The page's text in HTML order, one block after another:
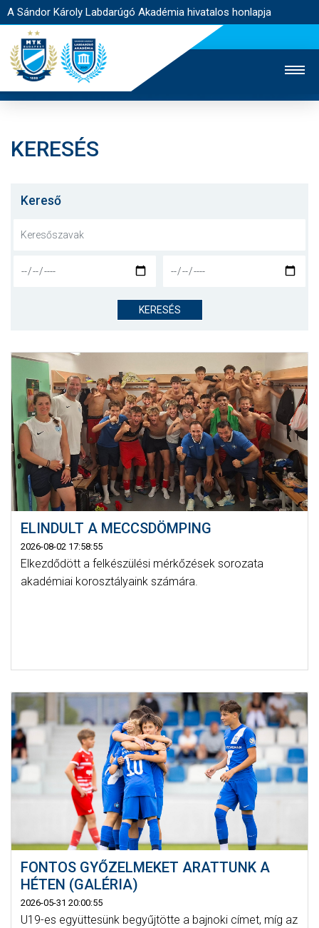
A Sándor Károly Labdarúgó Akadémia hivatalos honlapja
JEGYÉRTÉKESÍTÉS
NYITÓLAP
AKADÉMIA
MÉRKŐZÉSEK
GALÉRIA
JELENTKEZÉS
SZURKOLÓI ÉLMÉNYEK
VEZETŐSÉG
KERESÉS
Kereső
KERESÉS
ELINDULT A MECCSDÖMPING
2026-08-02 17:58:55
Elkezdődött a felkészülési mérkőzések sorozata
akadémiai korosztályaink számára.
FONTOS GYŐZELMEKET ARATTUNK A
HÉTEN (GALÉRIA)
2026-05-31 20:00:55
U19-es együttesünk begyűjtötte a bajnoki címet, míg az